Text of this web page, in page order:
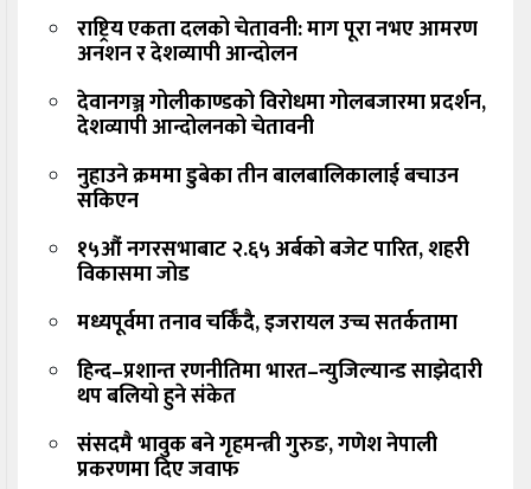
राष्ट्रिय एकता दलको चेतावनी: माग पूरा नभए आमरण
अनशन र देशव्यापी आन्दोलन
देवानगञ्ज गोलीकाण्डको विरोधमा गोलबजारमा प्रदर्शन,
देशव्यापी आन्दोलनको चेतावनी
नुहाउने क्रममा डुबेका तीन बालबालिकालाई बचाउन
सकिएन
१५औं नगरसभाबाट २.६५ अर्बको बजेट पारित, शहरी
विकासमा जोड
मध्यपूर्वमा तनाव चर्किँदै, इजरायल उच्च सतर्कतामा
हिन्द–प्रशान्त रणनीतिमा भारत–न्युजिल्यान्ड साझेदारी
थप बलियो हुने संकेत
संसदमै भावुक बने गृहमन्त्री गुरुङ, गणेश नेपाली
प्रकरणमा दिए जवाफ